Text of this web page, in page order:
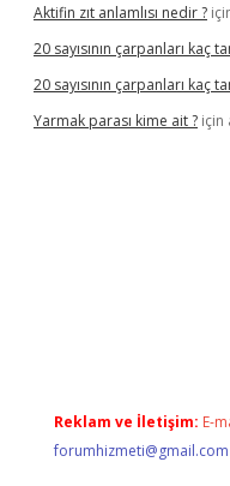
Aktifin zıt anlamlısı nedir ?
20 sayısının çarpanları kaç
20 sayısının çarpanları kaç
Yarmak parası kime ait ? için
Reklam ve İletişim: E-
forumhizmeti@gmail.com